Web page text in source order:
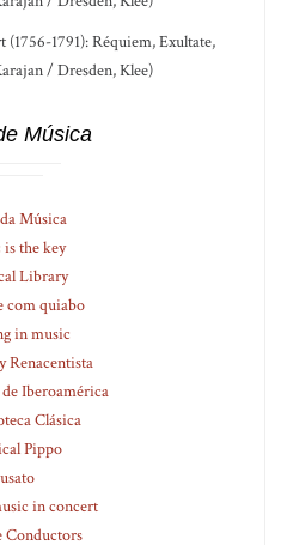
1791): Réquiem, Exultate,
/ Dresden, Klee)
Música
Música
the key
Library
com quiabo
in music
Renacentista
Iberoamérica
Clásica
Pippo
in concert
Conductors